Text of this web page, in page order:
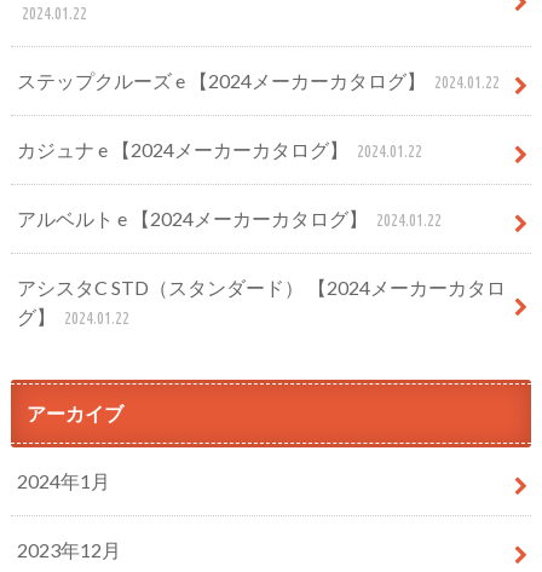
2024.01.22
ステップクルーズ e 【2024メーカーカタログ】 2024.01.22
カジュナ e 【2024メーカーカタログ】 2024.01.22
アルベルト e 【2024メーカーカタログ】 2024.01.22
アシスタC STD（スタンダード） 【2024メーカーカタロ
グ】
2024.01.22
アーカイブ
2024年1月
2023年12月